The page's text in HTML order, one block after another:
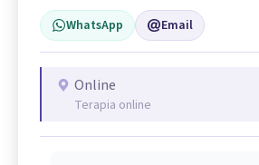
WhatsApp Email
Online
Terapia online